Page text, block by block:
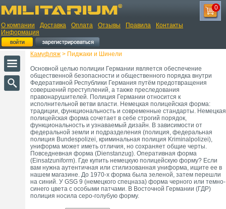
О компании Доставка Оплата Отзывы Правила
Контакты
Информация
0
Камуфляж > Пиджаки и Шинели
Основной целью полиции Германии является обеспечение
общественной безопасности и общественного порядка внутри
Федеративной Республики Германия путём предотвращения
совершений преступлений, а также преследования
правонарушителей. Полиция Германии относится к
исполнительной ветви власти. Немецкая полицейская форма:
традиции, функциональность и современные стандарты. Немецкая
полицейская форма сочетает в себе строгий порядок,
функциональность и узнаваемый дизайн. В зависимости от
федеральной земли и подразделения (полиция, федеральная
полиция Bundespolizei, криминальная полиция Kriminalpolizei),
униформа может иметь отличия, но сохраняет общие черты.
Повседневная форма (Dienstanzug). Оперативная форма
(Einsatzuniform). Где купить немецкую полицейскую форму? Если
вам нужна аутентичная или стилизованная униформа, ищите ее в
нашем магазине. До 1970-х форма была зеленой, затем перешли
на синий. У GSG 9 (немецкого спецназа) форма черного или темно-
синего цвета с особыми патчами. В Восточной Германии (ГДР)
полиция носила серо-голубую форму.